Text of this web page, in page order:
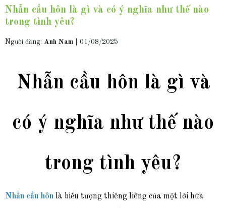
Nhẫn cầu hôn là gì và có ý nghĩa như thế nào
trong tình yêu?
Người đăng: Anh Nam 01/08/2025
Nhẫn cầu hôn là gì và
có ý nghĩa như thế nào
trong tình yêu?
Nhẫn cầu hôn là biểu tượng thiêng liêng của một lời hứa